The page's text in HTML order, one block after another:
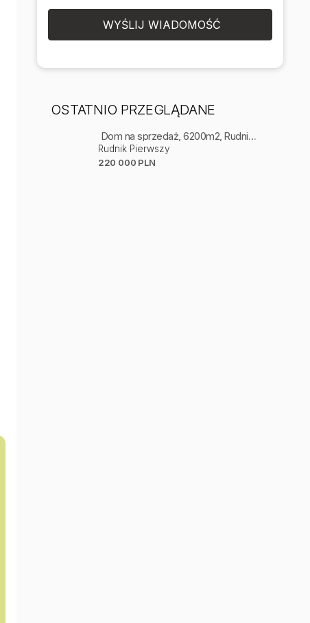
WYŚLIJ WIADOMOŚĆ
OSTATNIO PRZEGLĄDANE
Dom na sprzedaż, 6200m2, Rudnik Pierwszy
Rudnik Pierwszy
220 000 PLN